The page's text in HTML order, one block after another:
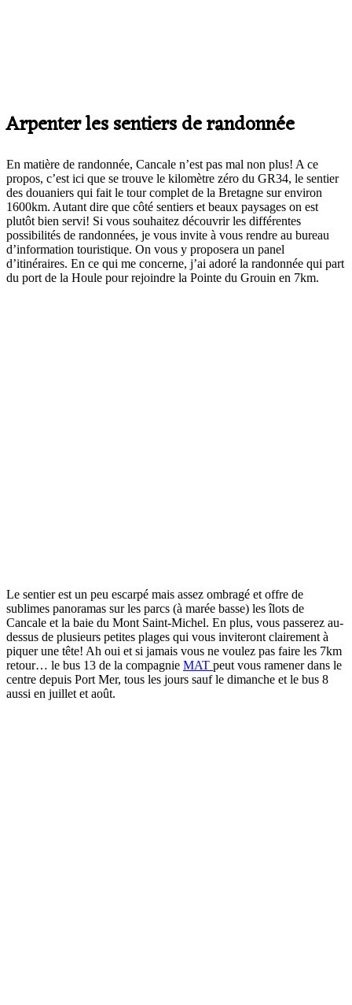
Arpenter les sentiers de randonnée
En matière de randonnée, Cancale n’est pas mal non plus! A ce
propos, c’est ici que se trouve le kilomètre zéro du GR34, le sentier
des douaniers qui fait le tour complet de la Bretagne sur environ
1600km. Autant dire que côté sentiers et beaux paysages on est
plutôt bien servi! Si vous souhaitez découvrir les différentes
possibilités de randonnées, je vous invite à vous rendre au bureau
d’information touristique. On vous y proposera un panel
d’itinéraires. En ce qui me concerne, j’ai adoré la randonnée qui part
du port de la Houle pour rejoindre la Pointe du Grouin en 7km.
Le sentier est un peu escarpé mais assez ombragé et offre de
sublimes panoramas sur les parcs (à marée basse) les îlots de
Cancale et la baie du Mont Saint-Michel. En plus, vous passerez au-
dessus de plusieurs petites plages qui vous inviteront clairement à
piquer une tête! Ah oui et si jamais vous ne voulez pas faire les 7km
retour… le bus 13 de la compagnie MAT peut vous ramener dans le
centre depuis Port Mer, tous les jours sauf le dimanche et le bus 8
aussi en juillet et août.